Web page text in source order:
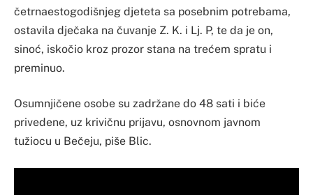
četrnaestogodišnjeg djeteta sa posebnim potrebama,
ostavila dječaka na čuvanje Z. K. i Lj. P, te da je on,
sinoć, iskočio kroz prozor stana na trećem spratu i
preminuo.
Osumnjičene osobe su zadržane do 48 sati i biće
privedene, uz krivičnu prijavu, osnovnom javnom
tužiocu u Bečeju, piše Blic.